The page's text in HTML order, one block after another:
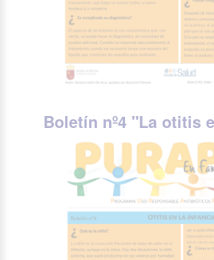
Boletín nº4 "La otitis